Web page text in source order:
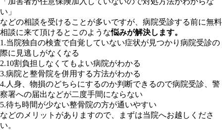
い」
などの相談を受けることが多いですが、病院受診する前に無料
相談に来て頂けるとこのような悩みが解決します。
1.当院独自の検査で自覚していない症状が見つかり病院受診の
際に見逃しがなくなる
2.10割負担しなくてもよい病院がわかる
3.病院と整骨院を併用する方法がわかる
4.人身、物損のどちらにするのか判断できるので病院受診、警
察署への届出などが二度手間にならない
5.待ち時間が少ない整骨院の方が通いやすい
などのメリットがありますので、まずは当院へお越しくださ
い。